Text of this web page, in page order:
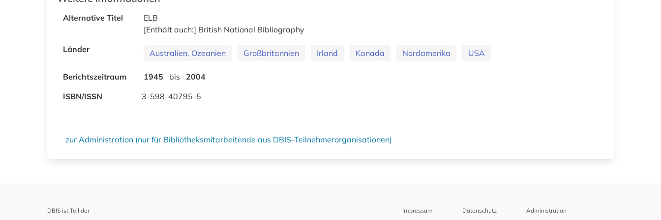
Alternative Titel
ELB
[Enthält auch:] British National Bibliography
Länder
Australien, Ozeanien Großbritannien Irland Kanada Nordamerika USA
Berichtszeitraum 1945 bis
2004
ISBN/ISSN
3-598-40795-5
zur Administration (nur für Bibliotheksmitarbeitende aus DBIS-Teilnehmerorganisationen)
DBIS ist Teil der Impressum Datenschutz Administration